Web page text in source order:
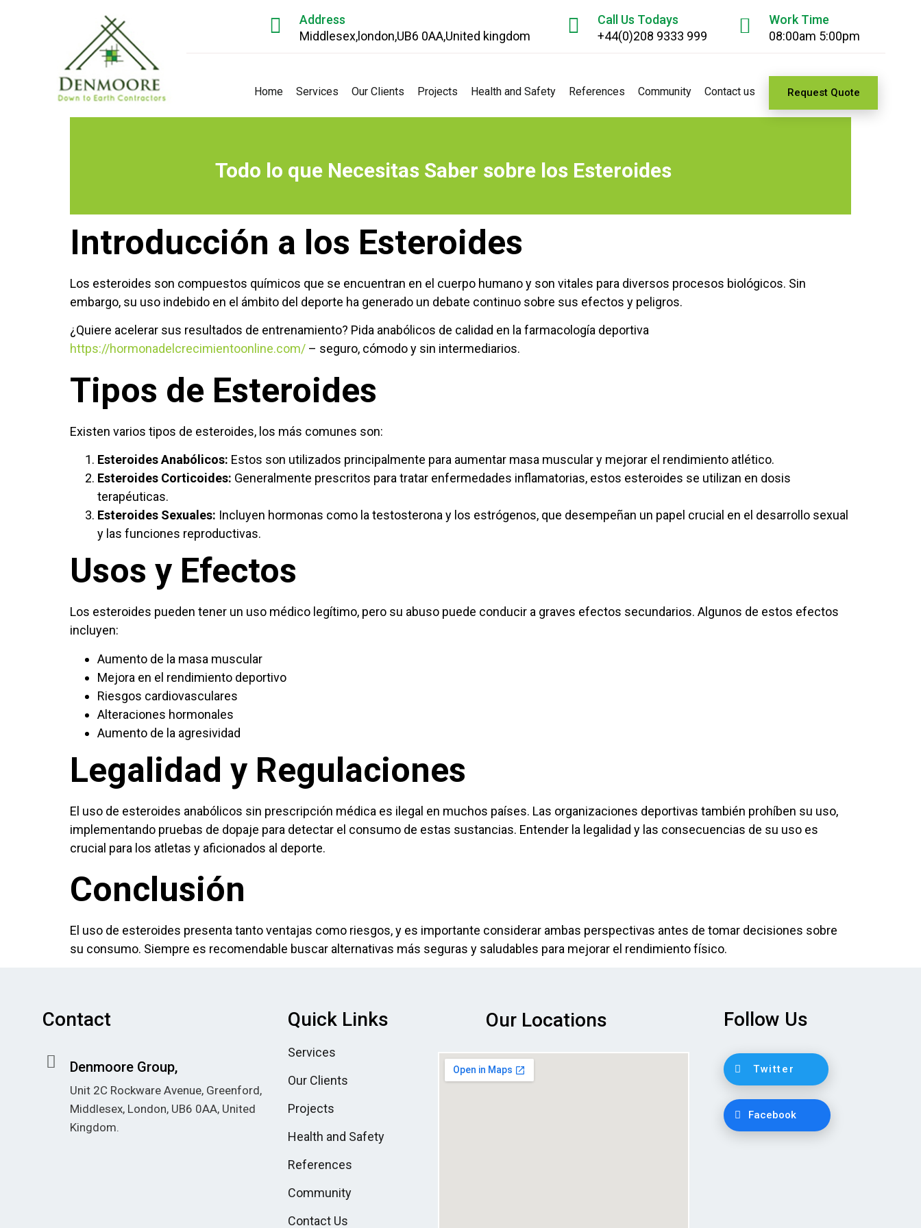
Address
Middlesex,london,UB6 0AA,United kingdom
Call Us Todays
+44(0)208 9333 999
Work Time
08:00am 5:00pm
Home Services Our Clients Projects Health and Safety References Community Contact us Request Quote
Todo lo que Necesitas Saber sobre los Esteroides
Introducción a los Esteroides
Los esteroides son compuestos químicos que se encuentran en el cuerpo humano y son vitales para diversos procesos biológicos. Sin
embargo, su uso indebido en el ámbito del deporte ha generado un debate continuo sobre sus efectos y peligros.
¿Quiere acelerar sus resultados de entrenamiento? Pida anabólicos de calidad en la farmacología deportiva
https://hormonadelcrecimientoonline.com/ – seguro, cómodo y sin intermediarios.
Tipos de Esteroides
Existen varios tipos de esteroides, los más comunes son:
Esteroides Anabólicos: Estos son utilizados principalmente para aumentar masa muscular y mejorar el rendimiento atlético.
Esteroides Corticoides: Generalmente prescritos para tratar enfermedades inflamatorias, estos esteroides se utilizan en dosis
terapéuticas.
Esteroides Sexuales: Incluyen hormonas como la testosterona y los estrógenos, que desempeñan un papel crucial en el desarrollo sexual
y las funciones reproductivas.
Usos y Efectos
Los esteroides pueden tener un uso médico legítimo, pero su abuso puede conducir a graves efectos secundarios. Algunos de estos efectos
incluyen:
Aumento de la masa muscular
Mejora en el rendimiento deportivo
Riesgos cardiovasculares
Alteraciones hormonales
Aumento de la agresividad
Legalidad y Regulaciones
El uso de esteroides anabólicos sin prescripción médica es ilegal en muchos países. Las organizaciones deportivas también prohíben su uso,
implementando pruebas de dopaje para detectar el consumo de estas sustancias. Entender la legalidad y las consecuencias de su uso es
crucial para los atletas y aficionados al deporte.
Conclusión
El uso de esteroides presenta tanto ventajas como riesgos, y es importante considerar ambas perspectivas antes de tomar decisiones sobre
su consumo. Siempre es recomendable buscar alternativas más seguras y saludables para mejorar el rendimiento físico.
Contact
Denmoore Group,
Unit 2C Rockware Avenue, Greenford,
Middlesex, London, UB6 0AA, United
Kingdom.
Quick Links
Services
Our Clients
Projects
Health and Safety
References
Community
Contact Us
Our Locations Follow Us
Twitter
Facebook